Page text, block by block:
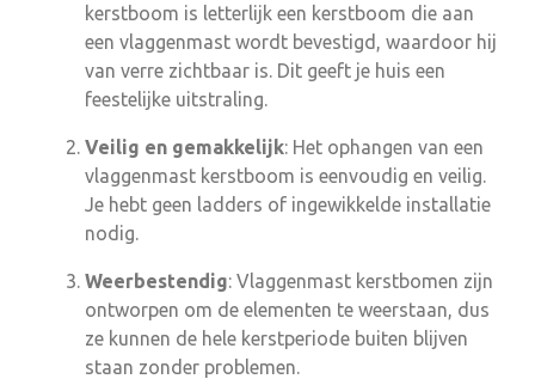
kerstboom is letterlijk een kerstboom die aan
een vlaggenmast wordt bevestigd, waardoor hij
van verre zichtbaar is. Dit geeft je huis een
feestelijke uitstraling.
Veilig en gemakkelijk: Het ophangen van een
vlaggenmast kerstboom is eenvoudig en veilig.
Je hebt geen ladders of ingewikkelde installatie
nodig.
Weerbestendig: Vlaggenmast kerstbomen zijn
ontworpen om de elementen te weerstaan, dus
ze kunnen de hele kerstperiode buiten blijven
staan zonder problemen.